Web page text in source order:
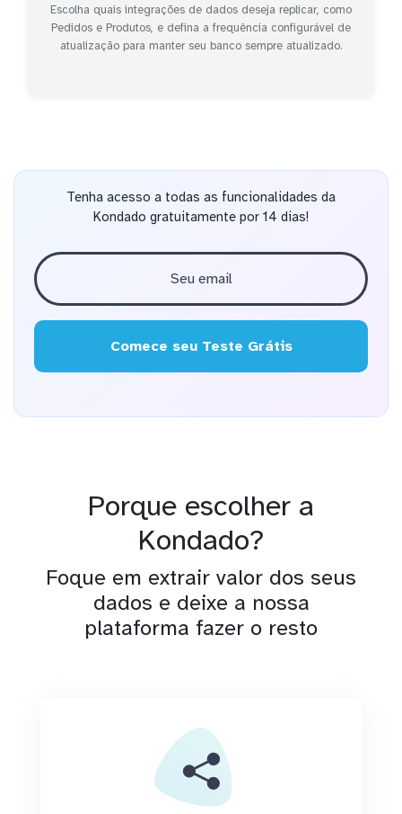
Escolha quais integrações de dados deseja replicar, como
Pedidos e Produtos, e defina a frequência configurável de
atualização para manter seu banco sempre atualizado.
Tenha acesso a todas as funcionalidades da
Kondado gratuitamente por 14 dias!
Comece seu Teste Grátis
Porque escolher a
Kondado?
Foque em extrair valor dos seus
dados e deixe a nossa
plataforma fazer o resto